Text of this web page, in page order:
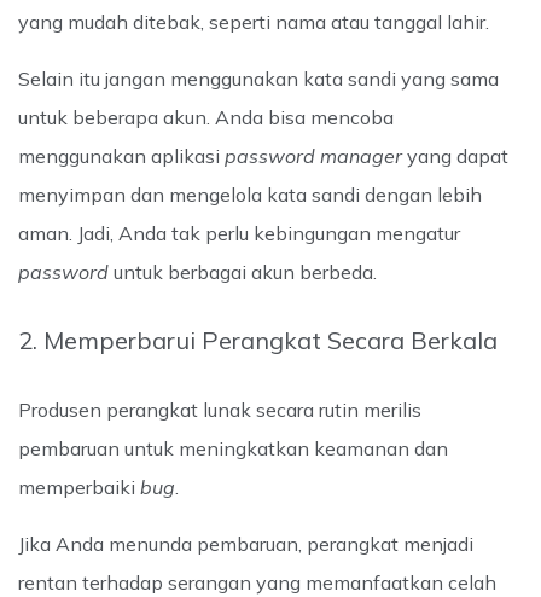
yang mudah ditebak, seperti nama atau tanggal lahir.
Selain itu jangan menggunakan kata sandi yang sama
untuk beberapa akun. Anda bisa mencoba
menggunakan aplikasi password manageryang dapat
menyimpan dan mengelola kata sandi dengan lebih
aman. Jadi, Anda tak perlu kebingungan mengatur
password untuk berbagai akun berbeda.
2. Memperbarui Perangkat Secara Berkala
Produsen perangkat lunak secara rutin merilis
pembaruan untuk meningkatkan keamanan dan
memperbaiki bug.
Jika Anda menunda pembaruan, perangkat menjadi
rentan terhadap serangan yang memanfaatkan celah